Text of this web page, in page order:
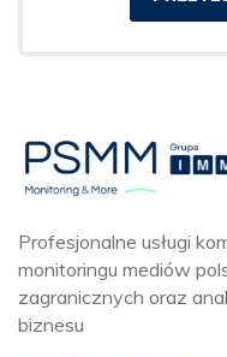
Profesjonalne usługi
monitoringu mediów
zagranicznych oraz
biznesu